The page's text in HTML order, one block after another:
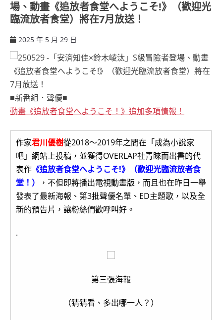
場、動畫《追放者食堂へようこそ!》（歡迎光
臨流放者食堂）將在7月放送！
2025 年 5 月 29 日
■新番組．聲優■
動畫《追放者食堂へようこそ！》追加多項情報！
作家君川優樹從2018～2019年之間在「成為小說家
吧」網站上投稿，並獲得OVERLAP社青睞而出書的代
表作 《追放者食堂へようこそ!》（歡迎光臨流放者食
堂！）
，不但即將播出電視動畫版，而且也在昨日一舉
發表了最新海報、第3批聲優名單、ED主題歌，以及全
新的預告片，讓粉絲們歡呼叫好。
.
第三張海報
（猜猜看、多出哪一人？）